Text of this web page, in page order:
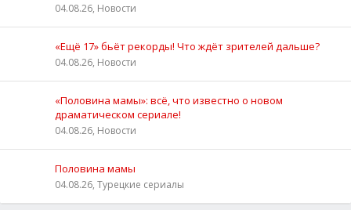
04.08.26, Новости
«Ещё 17» бьёт рекорды! Что ждёт зрителей дальше?
04.08.26, Новости
«Половина мамы»: всё, что известно о новом
драматическом сериале!
04.08.26, Новости
Половина мамы
04.08.26, Турецкие сериалы